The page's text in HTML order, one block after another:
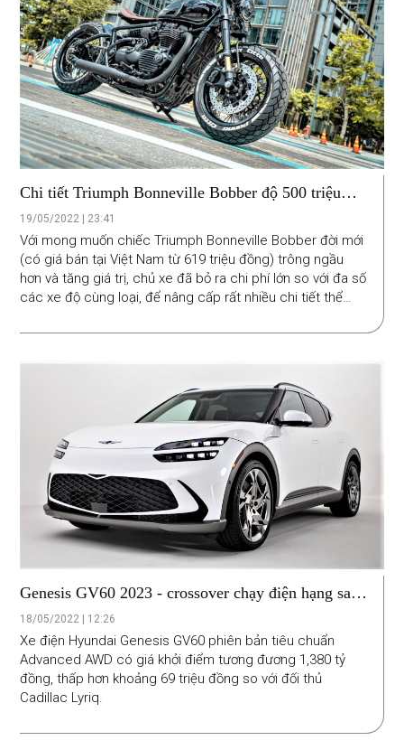
Chi tiết Triumph Bonneville Bobber độ 500 triệu
đồng tại Sài Gòn
19/05/2022 | 23:41
Với mong muốn chiếc Triumph Bonneville Bobber đời mới
(có giá bán tại Việt Nam từ 619 triệu đồng) trông ngầu
hơn và tăng giá trị, chủ xe đã bỏ ra chi phí lớn so với đa số
các xe độ cùng loại, để nâng cấp rất nhiều chi tiết thể
hiện đại.
Genesis GV60 2023 - crossover chạy điện hạng sang
giá cạnh tranh nhất phân khúc
18/05/2022 | 12:26
Xe điện Hyundai Genesis GV60 phiên bản tiêu chuẩn
Advanced AWD có giá khởi điểm tương đương 1,380 tỷ
đồng, thấp hơn khoảng 69 triệu đồng so với đối thủ
Cadillac Lyriq.